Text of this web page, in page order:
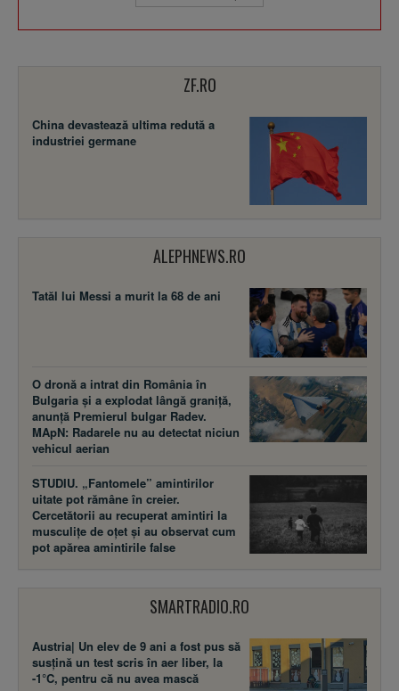
ZF.RO
China devastează ultima redută a
industriei germane
ALEPHNEWS.RO
Tatăl lui Messi a murit la 68 de ani
O dronă a intrat din România în
Bulgaria și a explodat lângă graniță,
anunță Premierul bulgar Radev.
MApN: Radarele nu au detectat niciun
vehicul aerian
STUDIU. „Fantomele” amintirilor
uitate pot rămâne în creier.
Cercetătorii au recuperat amintiri la
musculițe de oțet și au observat cum
pot apărea amintirile false
SMARTRADIO.RO
Austria| Un elev de 9 ani a fost pus să
susţină un test scris în aer liber, la
-1°C, pentru că nu avea mască